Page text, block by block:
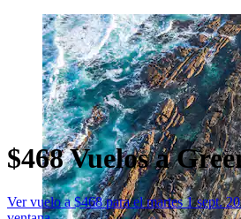
$468 Vuelos a
Ver vuelo a $468 para el martes 1 sept.